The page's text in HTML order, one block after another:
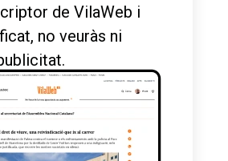
de VilaWeb i
no veuràs ni